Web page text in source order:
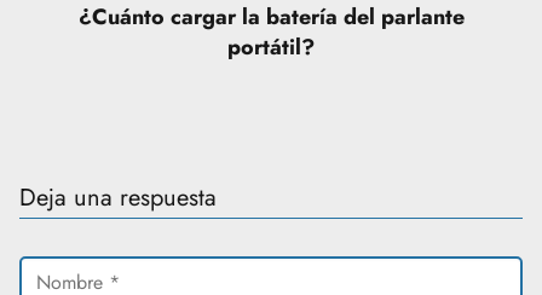
¿Cuánto cargar la batería del parlante
portátil?
Deja una respuesta